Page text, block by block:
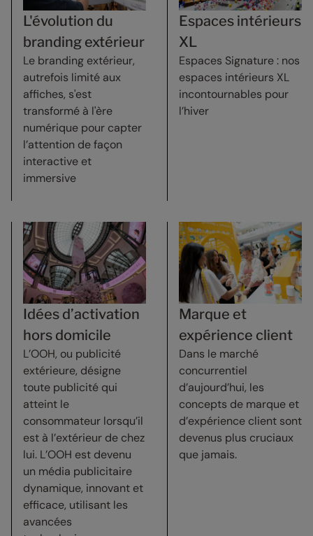
L'évolution du
branding extérieur
Le branding extérieur,
autrefois limité aux
affiches, s'est
transformé à l'ère
numérique pour capter
l’attention de façon
interactive et
immersive
Espaces intérieurs
XL
Espaces Signature : nos
espaces intérieurs XL
incontournables pour
l’hiver
Idées d’activation
hors domicile
L’OOH, ou publicité
extérieure, désigne
toute publicité qui
atteint le
consommateur lorsqu’il
est à l’extérieur de chez
lui. L’OOH est devenu
un média publicitaire
dynamique, innovant et
efficace, utilisant les
avancées
Marque et
expérience client
Dans le marché
concurrentiel
d’aujourd’hui, les
concepts de marque et
d’expérience client sont
devenus plus cruciaux
que jamais.